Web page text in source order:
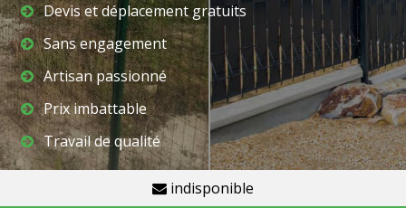
Devis et déplacement gratuits
Sans engagement
Artisan passionné
Prix imbattable
Travail de qualité
indisponible